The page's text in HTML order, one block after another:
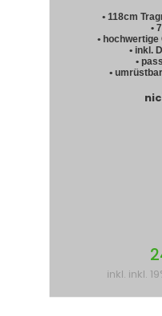
• 118cm
•
•
• inkl.
•
•
inkl. inkl.